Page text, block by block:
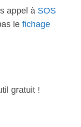
appel à SOS
le fichage
gratuit !